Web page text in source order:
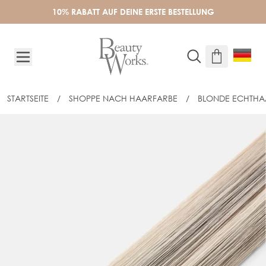
10% RABATT AUF DEINE ERSTE BESTELLUNG
STARTSEITE / SHOPPE NACH HAARFARBE / BLONDE